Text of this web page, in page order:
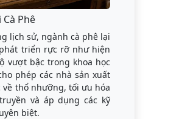
Phê
lịch sử, ngành cà phê lại
triển rực rỡ như hiện
vượt bậc trong khoa học
phép các nhà sản xuất
về thổ nhưỡng, tối ưu hóa
và áp dụng các kỹ
biệt.